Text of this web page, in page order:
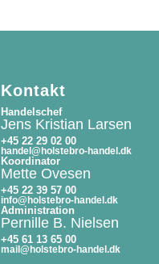
Kontakt
Handelschef
Jens Kristian Larsen
+45 22 29 02 00
handel@holstebro-handel.dk
Koordinator
Mette Ovesen
+45 22 39 57 00
info@holstebro-handel.dk
Administration
Pernille B. Nielsen
+45 61 13 65 00
mail@holstebro-handel.dk